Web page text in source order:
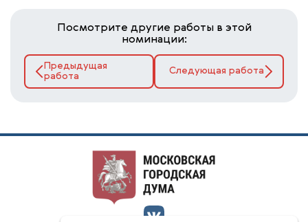
Посмотрите другие работы в этой
номинации:
Предыдущая
работа
Следующая работа